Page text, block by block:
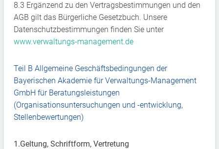
8.3 Ergänzend zu den Vertragsbestimmungen und den
AGB gilt das Bürgerliche Gesetzbuch. Unsere
Datenschutzbestimmungen finden Sie unter
www.verwaltungs-management.de
Teil B Allgemeine Geschäftsbedingungen der
Bayerischen Akademie für Verwaltungs-Management
GmbH für Beratungsleistungen
(Organisationsuntersuchungen und -entwicklung,
Stellenbewertungen)
1.Geltung, Schriftform, Vertretung